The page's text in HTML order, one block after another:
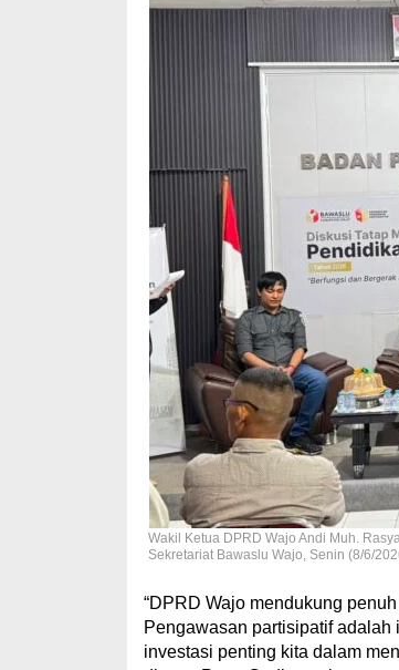
Wakil Ketua DPRD Wajo Andi Muh.
Sekretariat Bawaslu Wajo, Senin (8/6/
“DPRD Wajo mendukung
Pengawasan partisipatif
investasi penting kita dalam